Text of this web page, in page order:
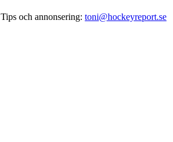
Tips och annonsering: toni@hockeyreport.se